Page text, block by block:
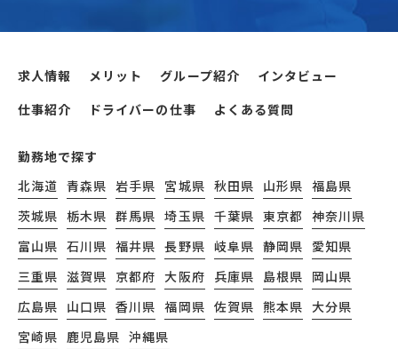
求人情報 メリット グループ紹介
インタビュー
仕事紹介
ドライバーの仕事 よくある質問
勤務地で探す
北海道 青森県 岩手県 宮城県 秋田県 山形県 福島県
茨城県 栃木県 群馬県 埼玉県 千葉県 東京都 神奈川県
富山県 石川県 福井県 長野県 岐阜県 静岡県 愛知県
三重県 滋賀県 京都府 大阪府 兵庫県 島根県 岡山県
広島県 山口県 香川県 福岡県 佐賀県 熊本県 大分県
宮崎県 鹿児島県 沖縄県